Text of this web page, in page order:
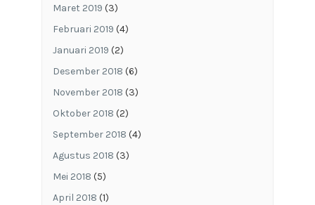
Maret 2019 (3)
Februari 2019 (4)
Januari 2019 (2)
Desember 2018 (6)
November 2018 (3)
Oktober 2018 (2)
September 2018 (4)
Agustus 2018 (3)
Mei 2018 (5)
April 2018 (1)